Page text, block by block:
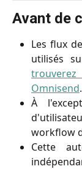
Avant de
Les flux
utilisés
Omnisend.
À
workflow
Cette